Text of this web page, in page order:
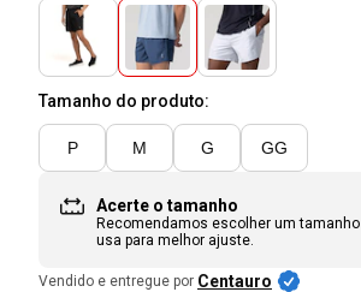
Tamanho do produto:
P M G GG
Acerte o tamanho
Recomendamos escolher um tamanho
usa para melhor ajuste.
Vendido e entregue por Centauro